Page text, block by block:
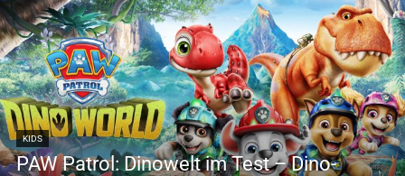
KIDS
PAW Patrol: Dinowelt im Test – Dino-